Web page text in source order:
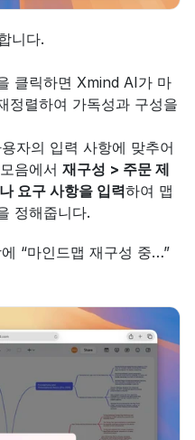
니다.
클릭하면 Xmind AI가 마
정렬하여 가독성과 구성을
자의 입력 사항에 맞추어
음에서 재구성 > 주문 제
요구 사항을 입력하여 맵
정해줍니다.
“마인드맵 재구성 중…”